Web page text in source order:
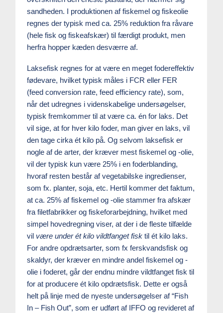
sandheden. I produktionen af fiskemel og fiskeolie
regnes der typisk med ca. 25% reduktion fra råvare
(hele fisk og fiskeafskær) til færdigt produkt, men
herfra hopper kæden desværre af.
Laksefisk regnes for at være en meget fodereffektiv
fødevare, hvilket typisk måles i FCR eller FER
(feed conversion rate, feed efficiency rate), som,
når det udregnes i videnskabelige undersøgelser,
typisk fremkommer til at være ca. én for laks. Det
vil sige, at for hver kilo foder, man giver en laks, vil
den tage cirka ét kilo på. Og selvom laksefisk er
nogle af de arter, der kræver mest fiskemel og -olie,
vil der typisk kun være 25% i en foderblanding,
hvoraf resten består af vegetabilske ingredienser,
som fx. planter, soja, etc. Hertil kommer det faktum,
at ca. 25% af fiskemel og -olie stammer fra afskær
fra filetfabrikker og fiskeforarbejdning, hvilket med
simpel hovedregning viser, at der i de fleste tilfælde
vil være under ét kilo vildtfanget fisk til ét kilo laks.
For andre opdrætsarter, som fx ferskvandsfisk og
skaldyr, der kræver en mindre andel fiskemel og -
olie i foderet, går der endnu mindre vildtfanget fisk til
for at producere ét kilo opdrætsfisk. Dette er også
helt på linje med de nyeste undersøgelser af “Fish
In – Fish Out”, som er udført af IFFO og revideret af